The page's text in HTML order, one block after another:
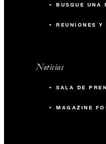
BUSQUE UNA
REUNIONES Y
Noticias
SALA DE
MAGAZINE